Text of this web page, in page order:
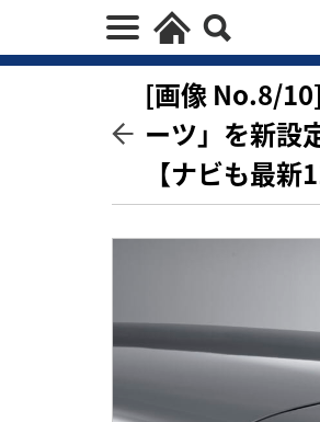
[画像 No.8/
ーツ」を新設
【ナビも最新